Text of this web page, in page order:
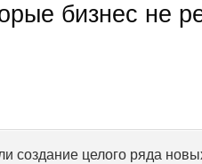
бизнес не
создание целого ряда